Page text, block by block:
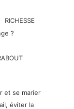
RICHESSE
?
et se marier
éviter la